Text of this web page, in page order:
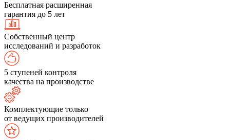
Бесплатная расширенная
гарантия до 5 лет
Собственный центр
исследований и разработок
5 ступеней контроля
качества на производстве
Комплектующие только
от ведущих производителей